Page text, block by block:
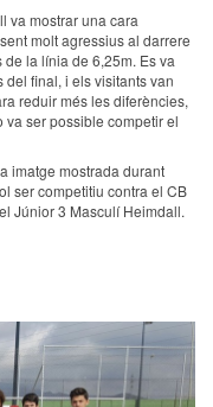
va mostrar una cara
molt agressius al darrere
la línia de 6,25m. Es va
final, i els visitants van
reduir més les diferències,
va ser possible competir el
imatge mostrada durant
ser competitiu contra el CB
Júnior 3 Masculí Heimdall.